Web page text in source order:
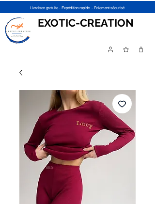
Livraison gratuite - Expédition rapide - Paiement sécurisé
EXOTIC-CREATION